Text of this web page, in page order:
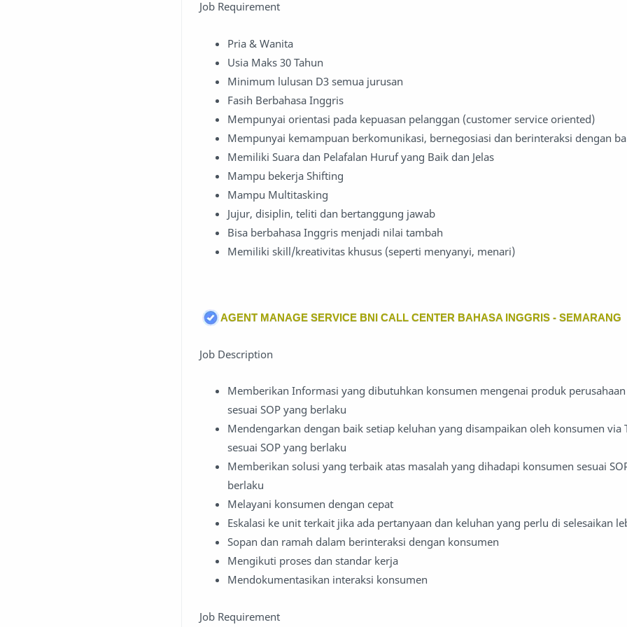
Job Requirement
Pria & Wanita
Usia Maks 30 Tahun
Minimum lulusan D3 semua jurusan
Fasih Berbahasa Inggris
Mempunyai orientasi pada kepuasan pelanggan (customer service oriented)
Mempunyai kemampuan berkomunikasi, bernegosiasi dan berinteraksi dengan
Memiliki Suara dan Pelafalan Huruf yang Baik dan Jelas
Mampu bekerja Shifting
Mampu Multitasking
Jujur, disiplin, teliti dan bertanggung jawab
Bisa berbahasa Inggris menjadi nilai tambah
Memiliki skill/kreativitas khusus (seperti menyanyi, menari)
AGENT MANAGE SERVICE BNI CALL CENTER BAHASA INGGRIS - SEMARANG
Job Description
Memberikan Informasi yang dibutuhkan konsumen mengenai produk perusahaan
sesuai SOP yang berlaku
Mendengarkan dengan baik setiap keluhan yang disampaikan oleh konsumen via
sesuai SOP yang berlaku
Memberikan solusi yang terbaik atas masalah yang dihadapi konsumen sesuai
berlaku
Melayani konsumen dengan cepat
Eskalasi ke unit terkait jika ada pertanyaan dan keluhan yang perlu di selesaikan
Sopan dan ramah dalam berinteraksi dengan konsumen
Mengikuti proses dan standar kerja
Mendokumentasikan interaksi konsumen
Job Requirement